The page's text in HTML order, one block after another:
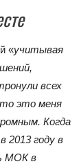
«учитывая
всех
это меня
Когда
2013 году в
МОК в